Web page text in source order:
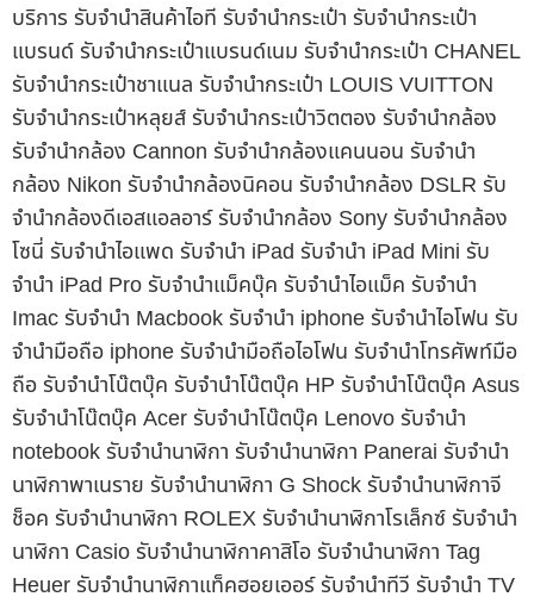
บริการ รับจำนำสินค้าไอที รับจำนำกระเป๋า รับจำนำกระเป๋า
แบรนด์ รับจำนำกระเป๋าแบรนด์เนม รับจำนำกระเป๋า CHANEL
รับจำนำกระเป๋าชาแนล รับจำนำกระเป๋า LOUIS VUITTON
รับจำนำกระเป๋าหลุยส์ รับจำนำกระเป๋าวิตตอง รับจำนำกล้อง
รับจำนำกล้อง Cannon รับจำนำกล้องแคนนอน รับจำนำ
กล้อง Nikon รับจำนำกล้องนิคอน รับจำนำกล้อง DSLR รับ
จำนำกล้องดีเอสแอลอาร์ รับจำนำกล้อง Sony รับจำนำกล้อง
โซนี่ รับจำนำไอแพด รับจำนำ iPad รับจำนำ iPad Mini รับ
จำนำ iPad Pro รับจำนำแม็คบุ๊ค รับจำนำไอแม็ค รับจำนำ
Imac รับจำนำ Macbook รับจำนำ iphone รับจำนำไอโฟน รับ
จำนำมือถือ iphone รับจำนำมือถือไอโฟน รับจำนำโทรศัพท์มือ
ถือ รับจำนำโน๊ตบุ๊ค รับจำนำโน๊ตบุ๊ค HP รับจำนำโน๊ตบุ๊ค Asus
รับจำนำโน๊ตบุ๊ค Acer รับจำนำโน๊ตบุ๊ค Lenovo รับจำนำ
notebook รับจำนำนาฬิกา รับจำนำนาฬิกา Panerai รับจำนำ
นาฬิกาพาเนราย รับจำนำนาฬิกา G Shock รับจำนำนาฬิกาจี
ช็อค รับจำนำนาฬิกา ROLEX รับจำนำนาฬิกาโรเล็กซ์ รับจำนำ
นาฬิกา Casio รับจำนำนาฬิกาคาสิโอ รับจำนำนาฬิกา Tag
Heuer รับจำนำนาฬิกาแท็คฮอยเออร์ รับจำนำทีวี รับจำนำ TV